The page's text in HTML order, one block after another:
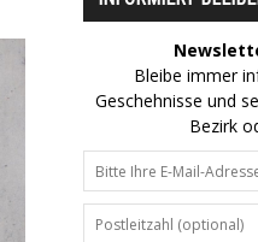
Bleibe immer
Geschehnisse und
Bezirk